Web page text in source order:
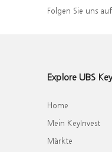
Folgen Sie uns auf
Explore UBS
Home
Mein KeyInvest
Märkte